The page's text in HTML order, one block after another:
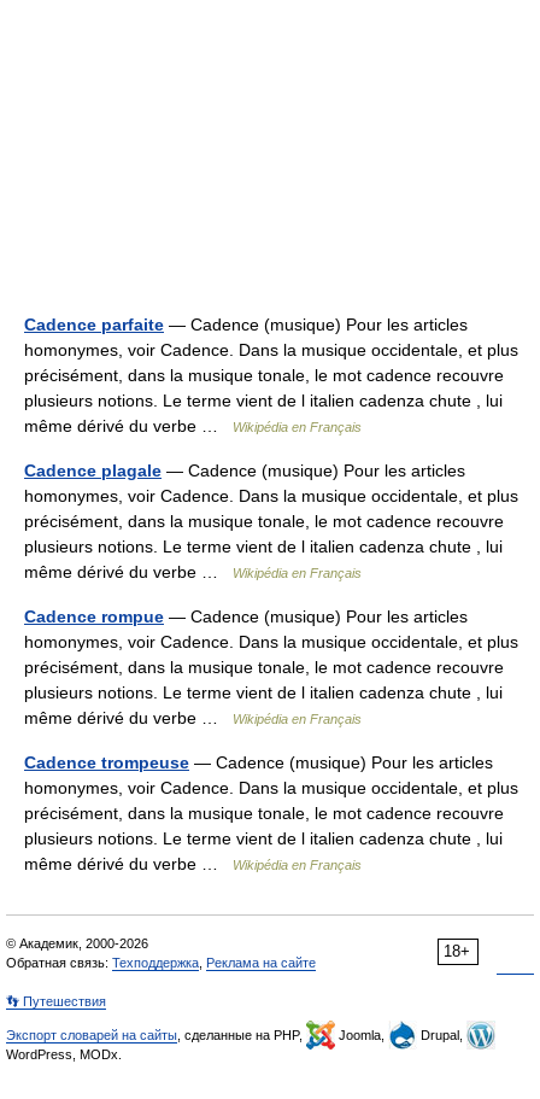
Cadence parfaite — Cadence (musique) Pour les articles
homonymes, voir Cadence. Dans la musique occidentale, et plus
précisément, dans la musique tonale, le mot cadence recouvre
plusieurs notions. Le terme vient de l italien cadenza chute , lui
même dérivé du verbe …
Wikipédia en Français
Cadence plagale — Cadence (musique) Pour les articles
homonymes, voir Cadence. Dans la musique occidentale, et plus
précisément, dans la musique tonale, le mot cadence recouvre
plusieurs notions. Le terme vient de l italien cadenza chute , lui
même dérivé du verbe …
Wikipédia en Français
Cadence rompue — Cadence (musique) Pour les articles
homonymes, voir Cadence. Dans la musique occidentale, et plus
précisément, dans la musique tonale, le mot cadence recouvre
plusieurs notions. Le terme vient de l italien cadenza chute , lui
même dérivé du verbe …
Wikipédia en Français
Cadence trompeuse — Cadence (musique) Pour les articles
homonymes, voir Cadence. Dans la musique occidentale, et plus
précisément, dans la musique tonale, le mot cadence recouvre
plusieurs notions. Le terme vient de l italien cadenza chute , lui
même dérivé du verbe …
Wikipédia en Français
18+
© Академик, 2000-2026
Обратная связь: Техподдержка Реклама на сайте
👣 Путешествия
Экспорт словарей на сайты , сделанные на PHP, Joomla,
Drupal,
WordPress, MODx.